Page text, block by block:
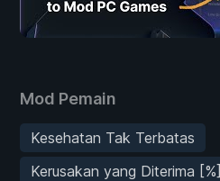
Mod Pemain
Kesehatan Tak Terbatas
Kerusakan yang Diterima [%]